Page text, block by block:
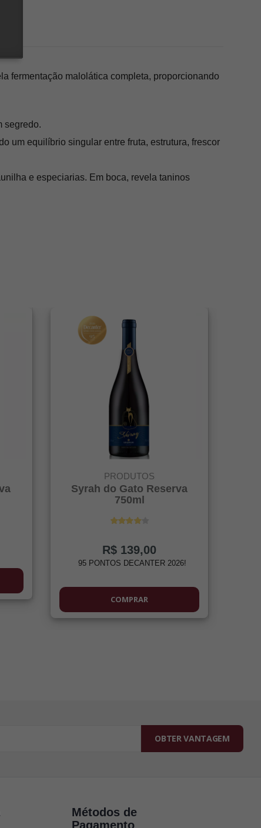
fermentação malolática completa, proporcionando
segredo.
um equilíbrio singular entre fruta, estrutura, frescor
e especiarias. Em boca, revela taninos
PRODUTOS
Syrah do Gato Reserva
750ml
R$ 139,00
95 PONTOS DECANTER 2026!
COMPRAR
OBTER VANTAGEM
Métodos de
Pagamento